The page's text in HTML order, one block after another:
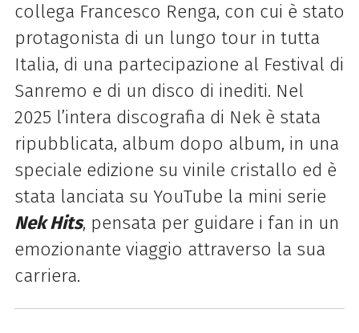
collega Francesco Renga, con cui è stato
protagonista di un lungo tour in tutta
Italia, di una partecipazione al Festival di
Sanremo e di un disco di inediti. Nel
2025 l’intera discografia di Nek è stata
ripubblicata, album dopo album, in una
speciale edizione su vinile cristallo ed è
stata lanciata su YouTube la mini serie
Nek Hits, pensata per guidare i fan in un
emozionante viaggio attraverso la sua
carriera.